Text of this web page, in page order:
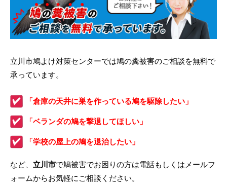
立川市鳩よけ対策センターでは鳩の糞被害のご相談を無料で
承っています。
「倉庫の天井に巣を作っている鳩を駆除したい」
「ベランダの鳩を撃退してほしい」
「学校の屋上の鳩を退治したい」
など、 立川市で鳩被害でお困りの方は電話もしくはメールフ
ォームからお気軽にご相談ください。